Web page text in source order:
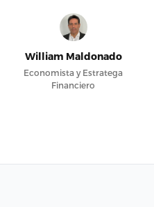
William Maldonado
Economista y Estratega
Financiero